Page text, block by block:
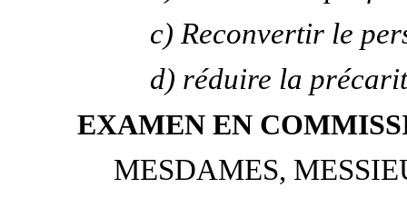
c) Reconvertir le
d) réduire la
EXAMEN EN
MESDAMES,